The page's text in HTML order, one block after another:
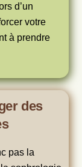
d’un
votre
à prendre
des
pas la